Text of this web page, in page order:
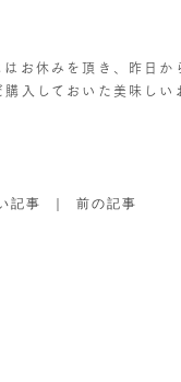
お休みを頂き、昨日
入しておいた美味しい
記事 ｜前の記事